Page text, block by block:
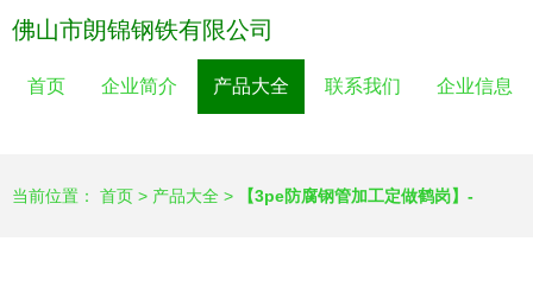
佛山市朗锦钢铁有限公司
首页 企业简介 产品大全 联系我们 企业信息
当前位置： 首页 > 产品大全 > 【3pe防腐钢管加工定做鹤岗】-